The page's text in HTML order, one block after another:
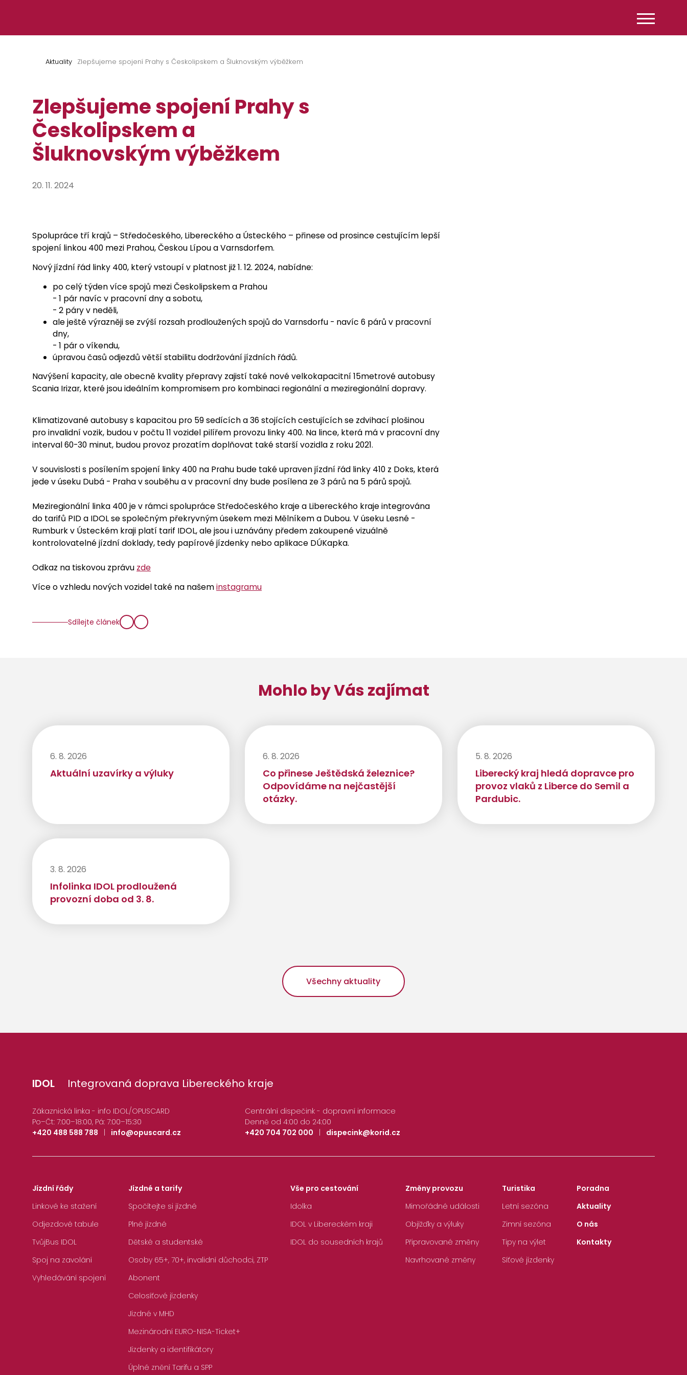
Aktuality Zlepšujeme spojení Prahy s Českolipskem a Šluknovským výběžkem
Zlepšujeme spojení Prahy s
Českolipskem a
Šluknovským výběžkem
20. 11. 2024
Spolupráce tří krajů – Středočeského, Libereckého a Ústeckého – přinese od prosince cestujícím lepší
spojení linkou 400 mezi Prahou, Českou Lípou a Varnsdorfem.
Nový jízdní řád linky 400, který vstoupí v platnost již 1. 12. 2024, nabídne:
po celý týden více spojů mezi Českolipskem a Prahou
- 1 pár navíc v pracovní dny a sobotu,
- 2 páry v neděli,
ale ještě výrazněji se zvýší rozsah prodloužených spojů do Varnsdorfu - navíc 6 párů v pracovní
dny,
- 1 pár o víkendu,
úpravou časů odjezdů větší stabilitu dodržování jízdních řádů.
Navýšení kapacity, ale obecně kvality přepravy zajistí také nové velkokapacitní 15metrové autobusy
Scania Irizar, které jsou ideálním kompromisem pro kombinaci regionální a meziregionální dopravy.
Klimatizované autobusy s kapacitou pro 59 sedících a 36 stojících cestujících se zdvihací plošinou
pro invalidní vozik, budou v počtu 11 vozidel pilířem provozu linky 400. Na lince, která má v pracovní dny
interval 60-30 minut, budou provoz prozatím doplňovat také starší vozidla z roku 2021.
V souvislosti s posílením spojení linky 400 na Prahu bude také upraven jízdní řád linky 410 z Doks, která
jede v úseku Dubá - Praha v souběhu a v pracovní dny bude posílena ze 3 párů na 5 párů spojů.
Meziregionální linka 400 je v rámci spolupráce Středočeského kraje a Libereckého kraje integrována
do tarifů PID a IDOL se společným překryvným úsekem mezi Mělníkem a Dubou. V úseku Lesné -
Rumburk v Ústeckém kraji platí tarif IDOL, ale jsou i uznávány předem zakoupené vizuálně
kontrolovatelné jízdní doklady, tedy papírové jízdenky nebo aplikace DÚKapka.
Odkaz na tiskovou zprávu zde
Více o vzhledu nových vozidel také na našeminstagramu
Sdílejte článek
Mohlo by Vás zajímat
6. 8. 2026
Aktuální uzavírky a výluky
6. 8. 2026
Co přinese Ještědská železnice?
Odpovídáme na nejčastější
otázky.
5. 8. 2026
Liberecký kraj hledá dopravce pro
provoz vlaků z Liberce do Semil a
Pardubic.
3. 8. 2026
Infolinka IDOL prodloužená
provozní doba od 3. 8.
Všechny aktuality
IDOL Integrovaná doprava Libereckého kraje
Zákaznická linka - info IDOL/OPUSCARD
Po–Čt: 7:00–18:00, Pá: 7:00–15:30
+420 488 588 788
| info@opuscard.cz
Centrální dispečink - dopravní informace
Denně od 4:00 do 24:00
+420 704 702 000
| dispecink@korid.cz
Jízdní řády
Linkové ke stažení
Odjezdové tabule
TvůjBus IDOL
Spoj na zavolání
Vyhledávání spojení
Jízdné a tarify
Spočítejte si jízdné
Plné jízdné
Dětské a studentské
Osoby 65+, 70+, invalidní důchodci, ZTP
Abonent
Celosíťové jízdenky
Jízdné v MHD
Mezinárodní EURO-NISA-Ticket+
Jízdenky a identifikátory
Úplné znění Tarifu a SPP
Vše pro cestování
Idolka
IDOL v Libereckém kraji
IDOL do sousedních krajů
Změny provozu
Mimořádné události
Objížďky a výluky
Připravované změny
Navrhované změny
Turistika
Letní sezóna
Zimní sezóna
Tipy na výlet
Síťové jízdenky
Poradna
Aktuality
O nás
Kontakty